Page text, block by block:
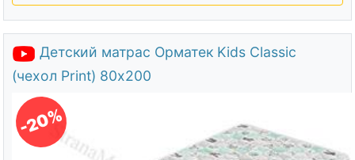
Детский матрас Орматек Kids Classic
(чехол Print) 80х200
-20%